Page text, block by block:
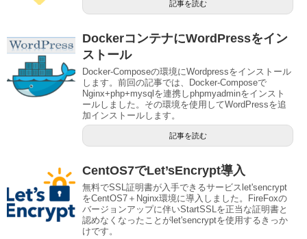
記事を読む
DockerコンテナにWordPressをイン
ストール
Docker-Composeの環境にWordpressをインストール
します。前回の記事では、Docker-Composeで
Nginx+php+mysqlを連携しphpmyadminをインスト
ールしました。その環境を使用してWordPressを追
加インストールします。
記事を読む
CentOS7でLet’sEncrypt導入
無料でSSL証明書が入手できるサービスlet'sencrypt
をCentOS7＋Nginx環境に導入しました。FireFoxの
バージョンアップに伴いStartSSLを正当な証明書と
認めなくなったことがlet'sencryptを使用するきっか
けです。